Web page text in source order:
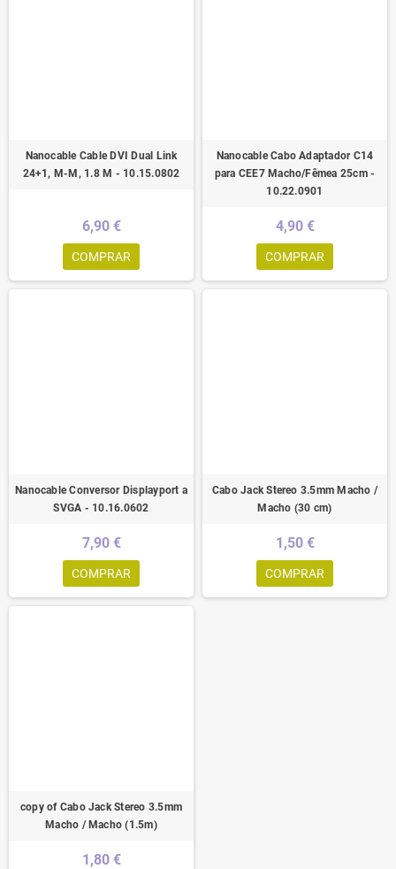
Nanocable Cable DVI Dual Link
24+1, M-M, 1.8 M - 10.15.0802
6,90 €
COMPRAR
Nanocable Cabo Adaptador C14
para CEE7 Macho/Fêmea 25cm -
10.22.0901
4,90 €
COMPRAR
Nanocable Conversor Displayport a
SVGA - 10.16.0602
7,90 €
COMPRAR
Cabo Jack Stereo 3.5mm Macho /
Macho (30 cm)
1,50 €
COMPRAR
copy of Cabo Jack Stereo 3.5mm
Macho / Macho (1.5m)
1,80 €